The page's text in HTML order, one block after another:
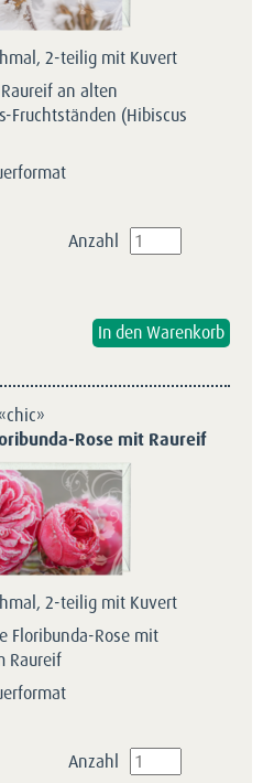
2-teilig mit Kuvert
an alten
Fruchtständen (Hibiscus
Anzahl
Rose mit Raureif
2-teilig mit Kuvert
Floribunda-Rose mit
Raureif
Anzahl